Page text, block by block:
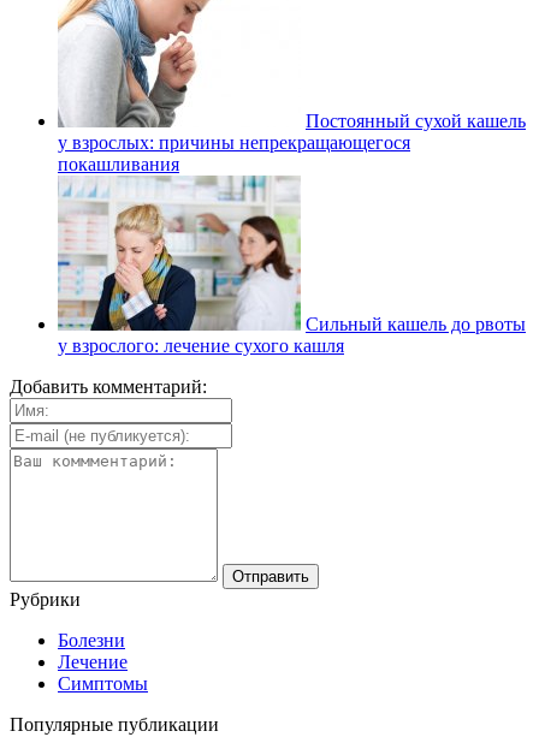
Постоянный сухой кашель
у взрослых: причины непрекращающегося
покашливания
Сильный кашель до рвоты
у взрослого: лечение сухого кашля
Добавить комментарий:
Рубрики
Болезни
Лечение
Симптомы
Популярные публикации